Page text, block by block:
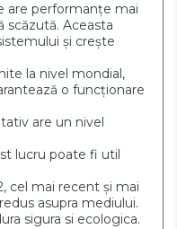
are performanțe mai
scăzută. Aceasta
și crește
la nivel mondial,
o funcționare
are un nivel
lucru poate fi util
cel mai recent și mai
asupra mediului.
sigura si ecologica.